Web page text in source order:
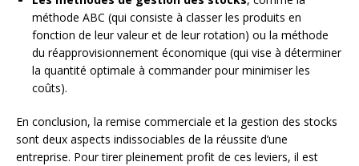
méthode ABC (qui consiste à classer les produits en
fonction de leur valeur et de leur rotation) ou la méthode
du réapprovisionnement économique (qui vise à déterminer
la quantité optimale à commander pour minimiser les
coûts).
En conclusion, la remise commerciale et la gestion des stocks
sont deux aspects indissociables de la réussite d’une
entreprise. Pour tirer pleinement profit de ces leviers, il est